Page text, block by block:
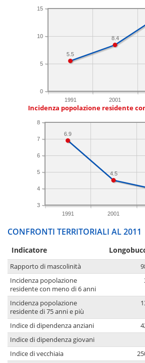
1991 2001
0
5
10
15
8.4
5.5
Incidenza popolazione residente
1991 2001
3
4
5
6
7
8
4.5
6.9
CONFRONTI TERRITORIALI AL 2011
Indicatore
Rapporto di mascolinità
Incidenza popolazione
residente con meno di 6 anni
Incidenza popolazione
residente di 75 anni e più
Indice di dipendenza anziani
Indice di dipendenza giovani
Indice di vecchiaia